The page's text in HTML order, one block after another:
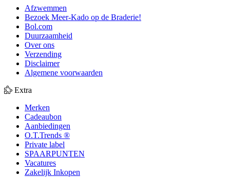
Afzwemmen
Bezoek Meer-Kado op de Braderie!
Bol.com
Duurzaamheid
Over ons
Verzending
Disclaimer
Algemene voorwaarden
Extra
Merken
Cadeaubon
Aanbiedingen
O.T.Trends ®
Private label
SPAARPUNTEN
Vacatures
Zakelijk Inkopen